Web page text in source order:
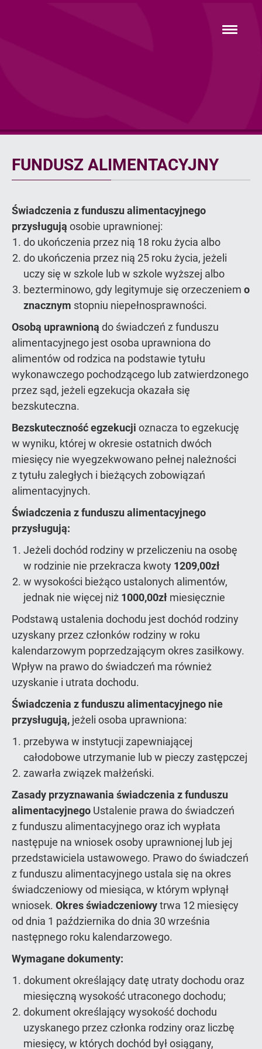
FUNDUSZ ALIMENTACYJNY
Świadczenia z funduszu alimentacyjnego
przysługują osobie uprawnionej:
do ukończenia przez nią 18 roku życia albo
do ukończenia przez nią 25 roku życia, jeżeli
uczy się w szkole lub w szkole wyższej albo
bezterminowo, gdy legitymuje się orzeczeniem o
znacznym stopniu niepełnosprawności.
Osobą uprawnioną do świadczeń z funduszu
alimentacyjnego jest osoba uprawniona do
alimentów od rodzica na podstawie tytułu
wykonawczego pochodzącego lub zatwierdzonego
przez sąd, jeżeli egzekucja okazała się
bezskuteczna.
Bezskuteczność egzekucji oznacza to egzekucję
w wyniku, której w okresie ostatnich dwóch
miesięcy nie wyegzekwowano pełnej należności
z tytułu zaległych i bieżących zobowiązań
alimentacyjnych.
Świadczenia z funduszu alimentacyjnego
przysługują:
Jeżeli dochód rodziny w przeliczeniu na osobę
w rodzinie nie przekracza kwoty 1209,00zł
w wysokości bieżąco ustalonych alimentów,
jednak nie więcej niż 1000,00zł miesięcznie
Podstawą ustalenia dochodu jest dochód rodziny
uzyskany przez członków rodziny w roku
kalendarzowym poprzedzającym okres zasiłkowy.
Wpływ na prawo do świadczeń ma również
uzyskanie i utrata dochodu.
Świadczenia z funduszu alimentacyjnego nie
przysługują, jeżeli osoba uprawniona:
przebywa w instytucji zapewniającej
całodobowe utrzymanie lub w pieczy zastępczej
zawarła związek małżeński.
Zasady przyznawania świadczenia z funduszu
alimentacyjnego Ustalenie prawa do świadczeń
z funduszu alimentacyjnego oraz ich wypłata
następuje na wniosek osoby uprawnionej lub jej
przedstawiciela ustawowego. Prawo do świadczeń
z funduszu alimentacyjnego ustala się na okres
świadczeniowy od miesiąca, w którym wpłynął
wniosek. Okres świadczeniowytrwa 12 miesięcy
od dnia 1 października do dnia 30 września
następnego roku kalendarzowego.
Wymagane dokumenty:
dokument określający datę utraty dochodu oraz
miesięczną wysokość utraconego dochodu;
dokument określający wysokość dochodu
uzyskanego przez członka rodziny oraz liczbę
miesięcy, w których dochód był osiągany,